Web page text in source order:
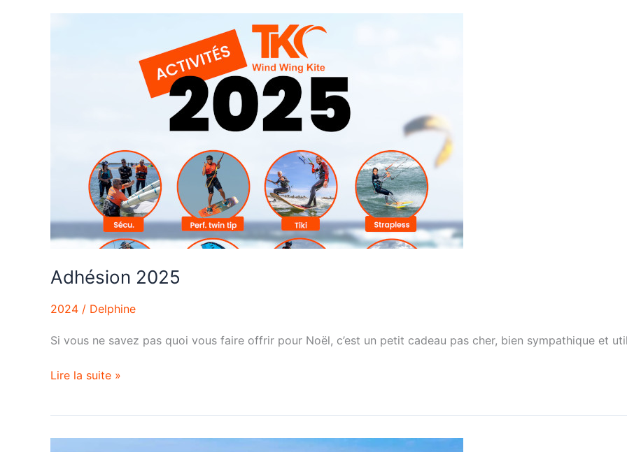
Adhésion 2025
2024 / Delphine
Si vous ne savez pas quoi vous faire offrir pour Noël, c’est un petit cadeau pas cher, bien sympathique et
Lire la suite »